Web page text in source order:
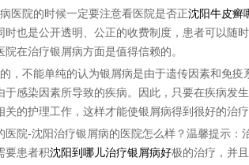
院的时候一定要注意看医院是否正沈阳牛皮癣
时也是公开透明、公正的收费制度，患者可以随
在治疗银屑病方面是值得信赖的。
不能单纯的认为银屑病是由于遗传因素和免疫
感染因素所导致的疾病。因此，只要在疾病发
的护理工作，这样才能使银屑病得到很好的治疗
院-沈阳治疗银屑病的医院怎么样？温馨提示：
要患者积沈阳到哪儿治疗银屑病好极的治疗，并